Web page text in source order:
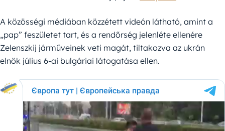
A közösségi médiában közzétett videón látható, amint a
„pap” feszületet tart, és a rendőrség jelenléte ellenére
Zelenszkij járműveinek veti magát, tiltakozva az ukrán
elnök július 6-ai bulgáriai látogatása ellen.